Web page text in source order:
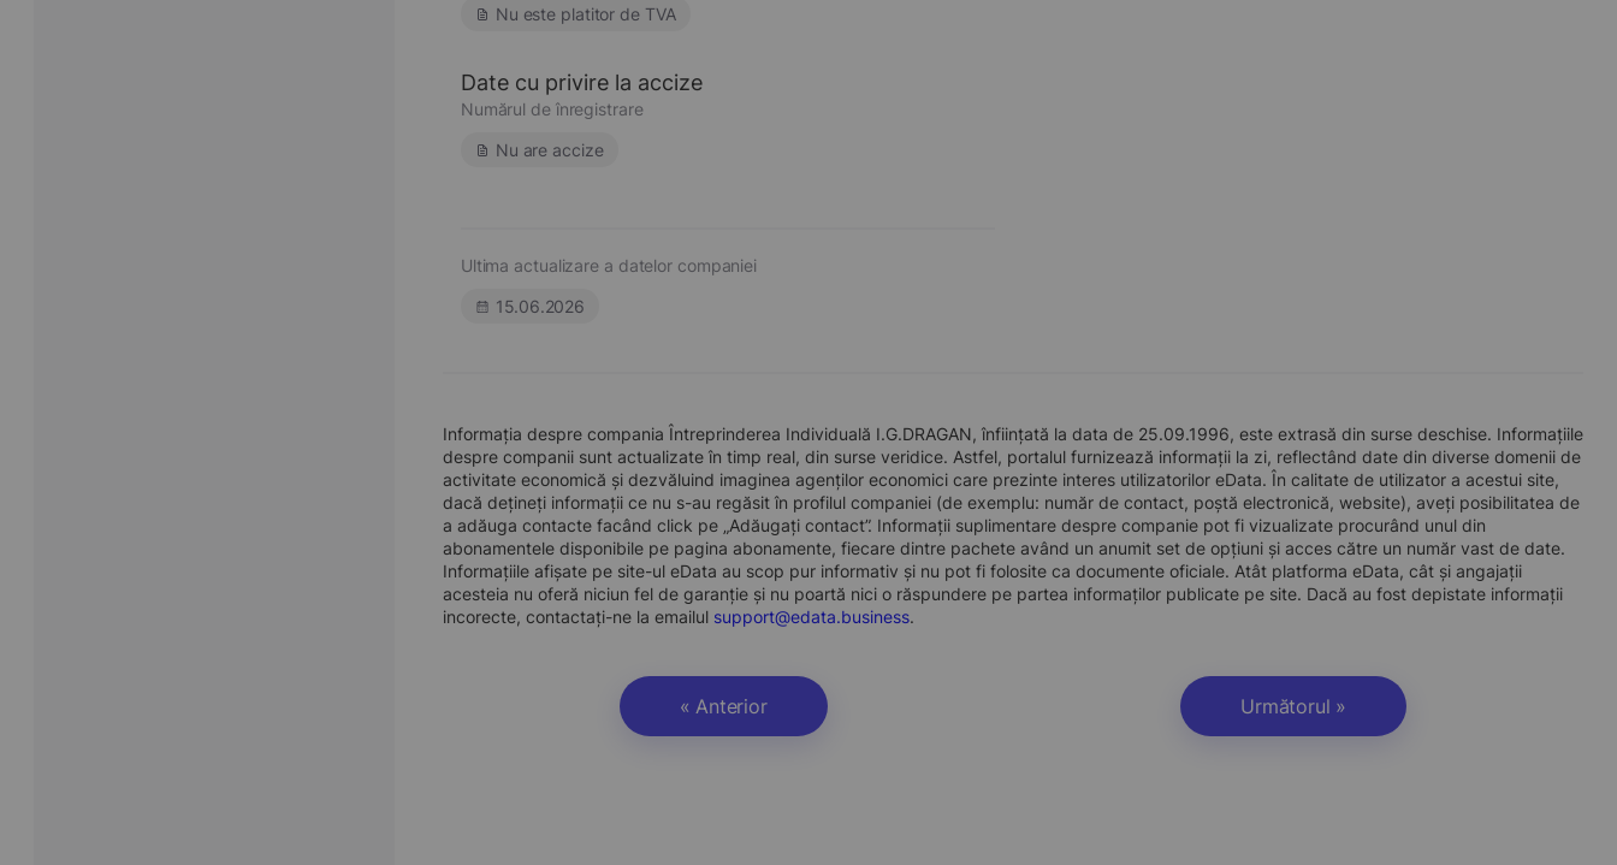
Nu este platitor de TVA
Date cu privire la accize
Numărul de înregistrare
Nu are accize
Ultima actualizare a datelor companiei
15.06.2026
Informația despre compania Întreprinderea Individuală I.G.DRAGAN, înființată la data de 25.09.1996, este extrasă din surse deschise. Informațiile
despre companii sunt actualizate în timp real, din surse veridice. Astfel, portalul furnizează informații la zi, reflectând date din diverse domenii de
activitate economică și dezvăluind imaginea agenților economici care prezinte interes utilizatorilor eData. În calitate de utilizator a acestui site,
dacă dețineți informații ce nu s-au regăsit în profilul companiei (de exemplu: număr de contact, poștă electronică, website), aveți posibilitatea de
a adăuga contacte facând click pe „Adăugați contact”. Informații suplimentare despre companie pot fi vizualizate procurând unul din
abonamentele disponibile pe pagina abonamente, fiecare dintre pachete având un anumit set de opțiuni și acces către un număr vast de date.
Informațiile afișate pe site-ul eData au scop pur informativ și nu pot fi folosite ca documente oficiale. Atât platforma eData, cât și angajații
acesteia nu oferă niciun fel de garanție și nu poartă nici o răspundere pe partea informaților publicate pe site. Dacă au fost depistate informații
incorecte, contactați-ne la emailul support@edata.business.
« Anterior Următorul »